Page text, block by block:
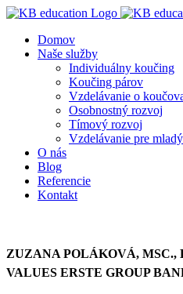
Skip
contentDomov
Naše služby
Individuálny koučing
Koučing párov
Vzdelávanie o
Osobnostný rozvoj
Tímový rozvoj
Vzdelávanie pre
O nás
Blog
Referencie
Kontakt
ZUZANA POLÁKOVÁ,
VALUES ERSTE GROUP